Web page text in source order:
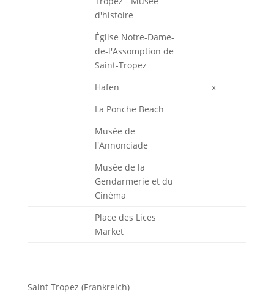
d'histoire
Église Notre-Dame-
de-l'Assomption de
Saint-Tropez
Hafen
x
La Ponche Beach
Musée de
l'Annonciade
Musée de la
Gendarmerie et du
Cinéma
Place des Lices
Market
Saint Tropez (Frankreich)